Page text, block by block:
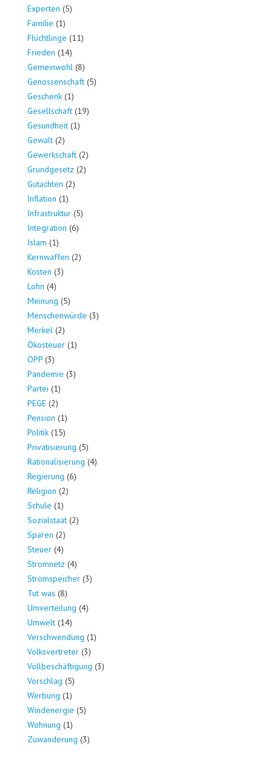
Experten (5)
Familie (1)
Flüchtlinge (11)
Frieden (14)
Gemeinwohl (8)
Genossenschaft (5)
Geschenk (1)
Gesellschaft (19)
Gesundheit (1)
Gewalt (2)
Gewerkschaft (2)
Grundgesetz (2)
Gutachten (2)
Inflation (1)
Infrastruktur (5)
Integration (6)
Islam (1)
Kernwaffen (2)
Kosten (3)
Lohn (4)
Meinung (5)
Menschenwürde (3)
Merkel (2)
Ökosteuer (1)
ÖPP (3)
Pandemie (3)
Partei (1)
PEGE (2)
Pension (1)
Politik (15)
Privatisierung (5)
Rationalisierung (4)
Regierung (6)
Religion (2)
Schule (1)
Sozialstaat (2)
Sparen (2)
Steuer (4)
Stromnetz (4)
Stromspeicher (3)
Tut was (8)
Umverteilung (4)
Umwelt (14)
Verschwendung (1)
Volksvertreter (3)
Vollbeschäftigung (3)
Vorschlag (5)
Werbung (1)
Windenergie (5)
Wohnung (1)
Zuwanderung (3)